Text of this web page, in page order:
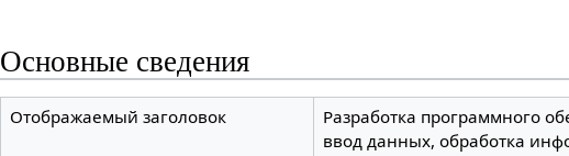
Основные сведения
Отображаемый заголовок
Разработка программного
ввод данных, обработка